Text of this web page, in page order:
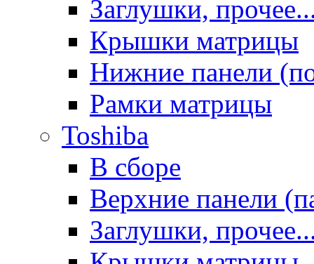
Заглушки,
Крышки матрицы
Нижние панели
Рамки матрицы
Toshiba
В сборе
Верхние панели
Заглушки,